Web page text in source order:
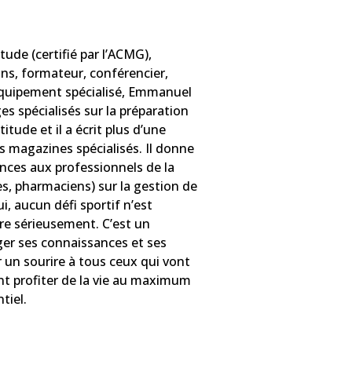
(certifié par l’ACMG),
formateur, conférencier,
spécialisé, Emmanuel
spécialisés sur la préparation
et il a écrit plus d’une
magazines spécialisés. Il donne
aux professionnels de la
pharmaciens) sur la gestion de
aucun défi sportif n’est
sérieusement. C’est un
ses connaissances et ses
sourire à tous ceux qui vont
profiter de la vie au maximum